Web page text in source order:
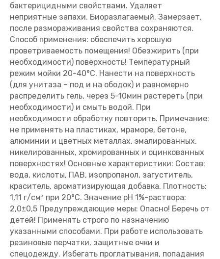
бактерицидными свойствами. Удаляет
неприятные запахи. Биоразлагаемый. Замерзает,
после размораживания свойства сохраняются.
Способ применения: обеспечить хорошую
проветриваемость помещения! Обезжирить (при
необходимости) поверхность! Температурный
режим мойки 20-40°С. Нанести на поверхность
(для унитаза – под и на ободок) и равномерно
распределить гель, через 5-10мин растереть (при
необходимости) и смыть водой. При
необходимости обработку повторить. Примечание:
не применять на пластиках, мраморе, бетоне,
алюминии и цветных металлах, эмалированных,
никелированных, хромированных и оцинкованных
поверхностях! Основные характеристики: Состав:
вода, кислоты, ПАВ, изопропанол, загуститель,
краситель, ароматизирующая добавка. Плотность:
1,11 г/см³ при 20°С. Значение pH 1%-раствора:
2,0±0,5 Предупреждающие меры: Опасно! Беречь от
детей! Применять строго по назначению
указанными способами. При работе использовать
резиновые перчатки, защитные очки и
спецодежду. Избегать проглатывания, попадания